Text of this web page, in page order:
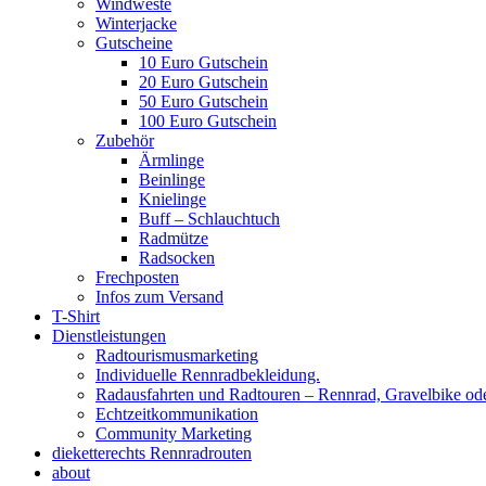
Windweste
Winterjacke
Gutscheine
10 Euro Gutschein
20 Euro Gutschein
50 Euro Gutschein
100 Euro Gutschein
Zubehör
Ärmlinge
Beinlinge
Knielinge
Buff – Schlauchtuch
Radmütze
Radsocken
Frechposten
Infos zum Versand
T-Shirt
Dienstleistungen
Radtourismusmarketing
Individuelle Rennradbekleidung.
Radausfahrten und Radtouren – Rennrad, Gravelbike
Echtzeitkommunikation
Community Marketing
dieketterechts Rennradrouten
about